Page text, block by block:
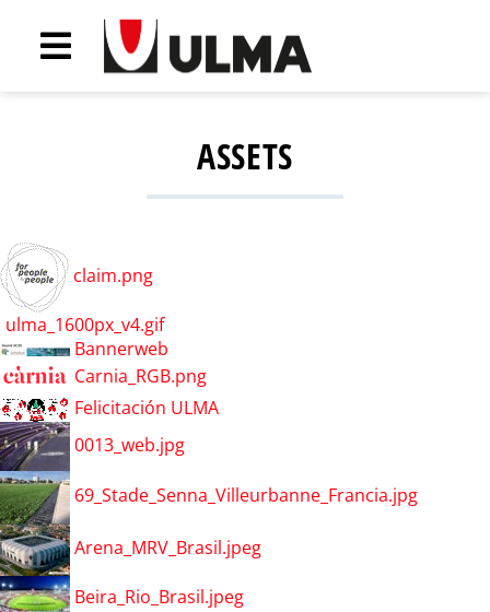
ASSETS
claim.png
ulma_1600px_v4.gif
Bannerweb
Carnia_RGB.png
Felicitación ULMA
0013_web.jpg
69_Stade_Senna_Villeurbanne_Francia.jpg
Arena_MRV_Brasil.jpeg
Beira_Rio_Brasil.jpeg